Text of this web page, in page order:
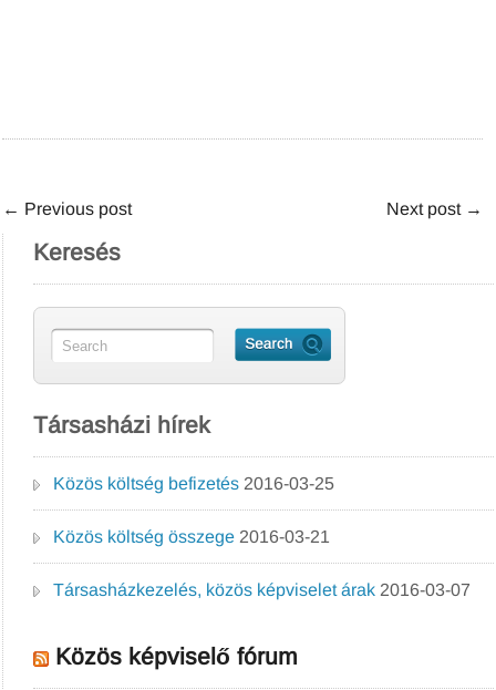
← Previous post Next post →
Keresés
Társasházi hírek
Közös költség befizetés 2016-03-25
Közös költség összege 2016-03-21
Társasházkezelés, közös képviselet árak 2016-03-07
Közös képviselő fórum